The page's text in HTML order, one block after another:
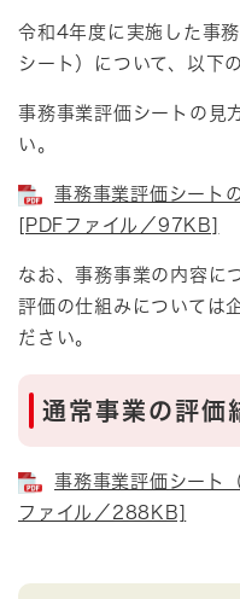
令和4年度に実施した事
シート）について、以下
事務事業評価シートの見
い。
事務事業評価シート
[PDFファイル／97KB]
なお、事務事業の内容に
評価の仕組みについては
ださい。
通常事業の評価
事務事業評価シート
ファイル／288KB]